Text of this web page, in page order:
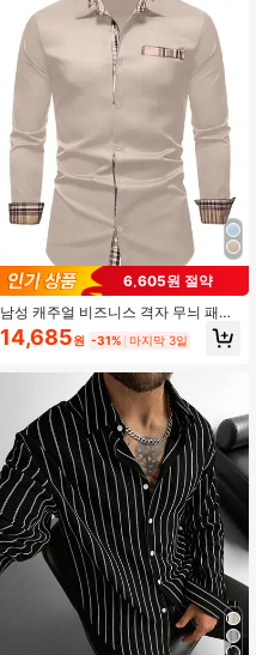
6,605원 절약
남성 캐주얼 비즈니스 격자 무늬 패치
워크 버튼업 긴팔 셔츠, 봄 & 가을, 가
을
14,685원 -31% 마지막 3일